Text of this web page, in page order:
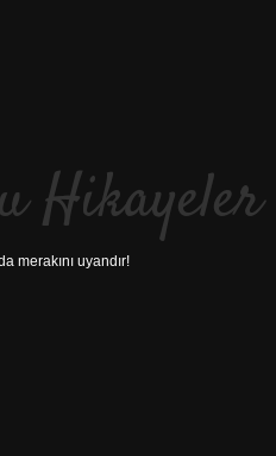
Hikayeler
merakını uyandır!